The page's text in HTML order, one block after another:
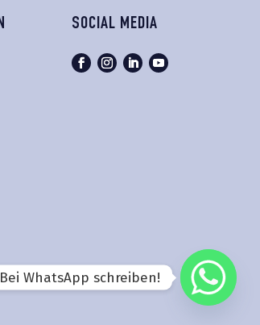
SOCIAL MEDIA
Bei WhatsApp schreiben!